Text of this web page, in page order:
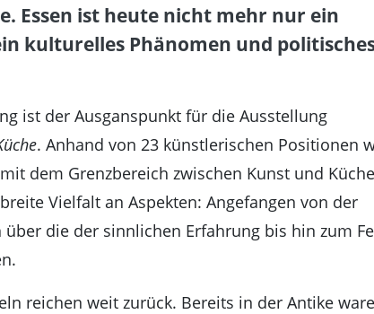
Essen ist heute nicht mehr nur ein
kulturelles Phänomen und
ist der Ausganspunkt für die Ausstellung
. Anhand von 23 künstlerischen Positionen
dem Grenzbereich zwischen Kunst und Küche
Vielfalt an Aspekten: Angefangen von der
die der sinnlichen Erfahrung bis hin zum
reichen weit zurück. Bereits in der Antike